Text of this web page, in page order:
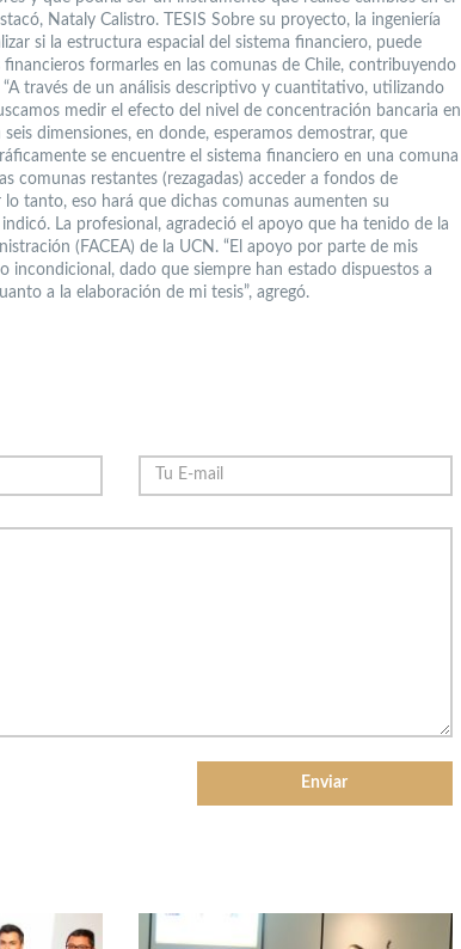
Nataly Calistro. TESIS Sobre su proyecto, la ingeniería
si la estructura espacial del sistema financiero, puede
formarles en las comunas de Chile, contribuyendo
través de un análisis descriptivo y cuantitativo, utilizando
medir el efecto del nivel de concentración bancaria en
seis dimensiones, en donde, esperamos demostrar, que
se encuentre el sistema financiero en una comuna
comunas restantes (rezagadas) acceder a fondos de
tanto, eso hará que dichas comunas aumenten su
La profesional, agradeció el apoyo que ha tenido de la
(FACEA) de la UCN. “El apoyo por parte de mis
incondicional, dado que siempre han estado dispuestos a
a la elaboración de mi tesis”, agregó.